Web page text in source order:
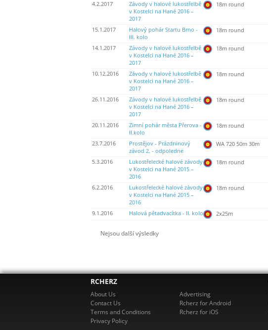
4.2.2017
Závody v halové lukostřelbě
v Kostelci na Hané 2016 –
2017
18m round
15.1.2017
Halový pohár Startu Brno -
III. kolo
18m round
14.1.2017
Závody v halové lukostřelbě
v Kostelci na Hané 2016 –
2017
18m round
10.12.2016
Závody v halové lukostřelbě
v Kostelci na Hané 2016 –
2017
18m round
26.11.2016
Závody v halové lukostřelbě
v Kostelci na Hané 2016 –
2017
18m round
20.11.2016
Zimní pohár města Přerova -
II.kolo
18m round
23.7.2016
Prostějov - Prázdninový
závod 2. - odpoledne
WA 720 50m 30m
5.3.2016
Lukostřelecké halové závody
v Kostelci na Hané 2015 –
2016
18m round
6.2.2016
Lukostřelecké halové závody
v Kostelci na Hané 2015 –
2016
18m round
9.1.2016 Halová pětadvacítka - II. kolo 2x25m
Nejsou další výsledky
RCHERZ
About Us
Contact Us
Terms and Conditions
Privacy Policy
Advertising
Rcherz for Android
Rcherz for iOS